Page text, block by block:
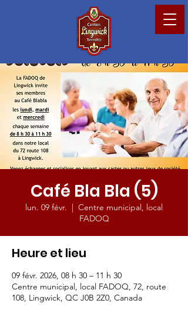
Café Bla Bla (5)
lun. 09 févr.
  |
Centre municipal, local
FADOQ
Heure et lieu
09 févr. 2026, 08 h 30 – 11 h 30
Centre municipal, local FADOQ, 72, route
108, Lingwick, QC J0B 2Z0, Canada